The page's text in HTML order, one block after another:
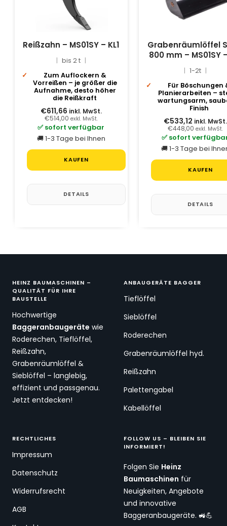
Reißzahn – MS01SY – KL1
bis 2 t
Zum Auflockern &
Vorreißen – je größer die
Aufnahme, desto höher
die Reißkraft
€611,66 inkl. MwSt.
€514,00 exkl. MwSt.
✅ sofort verfügbar
🚚 1-3 Tage bei Ihnen
KAUFEN
DETAILS
Grabenräumlöffel
800 mm – MS01SY
1-2t
Für Böschungen
Planierarbeiten –
wartungsarm,
Finish
€533,12 inkl. MwSt.
€448,00 exkl. MwSt.
✅ sofort
🚚 1-3 Tage bei
KAUFEN
DETAILS
HEINZ BAUMASCHINEN –
QUALITÄT FÜR IHRE
BAUSTELLE
Hochwertige
Baggeranbaugeräte wie
Roderechen, Tieflöffel,
Reißzahn,
Grabenräumlöffel &
Sieblöffel – langlebig,
effizient und passgenau.
Jetzt entdecken!
ANBAUGERÄTE BAGGER
Tieflöffel
Sieblöffel
Roderechen
Grabenräumlöffel hyd.
Reißzahn
Palettengabel
Kabellöffel
RECHTLICHES
Impressum
Datenschutz
Widerrufsrecht
AGB
FOLLOW US – BLEIBEN SIE
INFORMIERT!
Folgen Sie Heinz
Baumaschinen für
Neuigkeiten, Angebote
und innovative
Baggeranbaugeräte. 🚜💪